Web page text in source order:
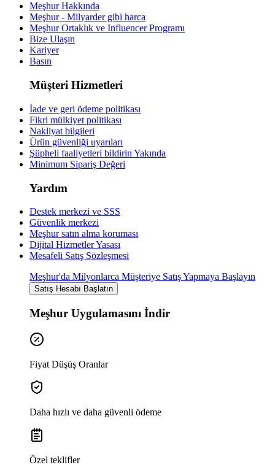
Meşhur Hakkında
Meşhur - Milyarder gibi harca
Meşhur Ortaklık ve Influencer Programı
Bize Ulaşın
Kariyer
Basın
Müşteri Hizmetleri
İade ve geri ödeme politikası
Fikri mülkiyet politikası
Nakliyat bilgileri
Ürün güvenliği uyarıları
Şüpheli faaliyetleri bildirin Yakında
Minimum Sipariş Değeri
Yardım
Destek merkezi ve SSS
Güvenlik merkezi
Meşhur satın alma koruması
Dijital Hizmetler Yasası
Mesafeli Satış Sözleşmesi
Meşhur'da Milyonlarca Müşteriye Satış Yapmaya Başlayın
Satış Hesabı Başlatın
Meşhur Uygulamasını İndir
Fiyat Düşüş Oranlar
Daha hızlı ve daha güvenli ödeme
Özel teklifler